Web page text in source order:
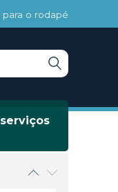
para o rodapé